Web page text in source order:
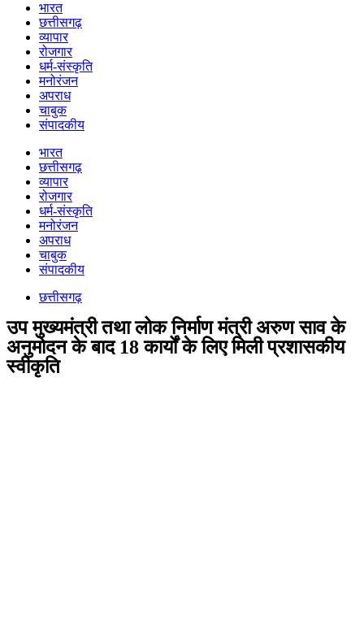
भारत
छत्तीसगढ़
व्यापार
रोजगार
धर्म-संस्कृति
मनोरंजन
अपराध
चाबुक
संपादकीय
भारत
छत्तीसगढ़
व्यापार
रोजगार
धर्म-संस्कृति
मनोरंजन
अपराध
चाबुक
संपादकीय
छत्तीसगढ़
उप मुख्यमंत्री तथा लोक निर्माण मंत्री अरुण साव के
अनुमोदन के बाद 18 कार्यों के लिए मिली प्रशासकीय
स्वीकृति